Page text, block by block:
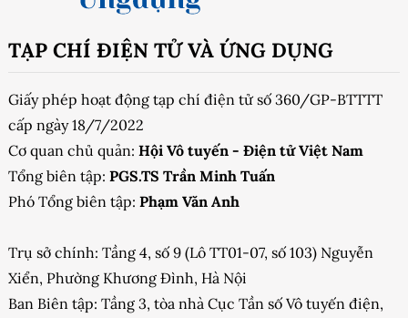
TẠP CHÍ ĐIỆN TỬ VÀ ỨNG DỤNG
Giấy phép hoạt động tạp chí điện tử số 360/GP-BTTTT
cấp ngày 18/7/2022
Cơ quan chủ quản: Hội Vô tuyến - Điện tử Việt Nam
Tổng biên tập: PGS.TS Trần Minh Tuấn
Phó Tổng biên tập: Phạm Văn Anh
Trụ sở chính: Tầng 4, số 9 (Lô TT01-07, số 103) Nguyễn
Xiển, Phường Khương Đình, Hà Nội
Ban Biên tập: Tầng 3, tòa nhà Cục Tần số Vô tuyến điện,